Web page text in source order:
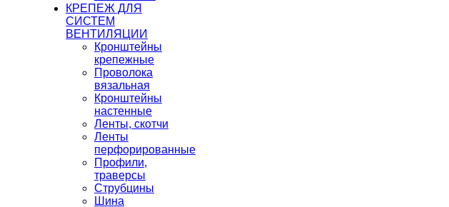
КРЕПЕЖ ДЛЯ
СИСТЕМ
ВЕНТИЛЯЦИИ
Кронштейны
крепежные
Проволока
вязальная
Кронштейны
настенные
Ленты, скотчи
Ленты
перфорированные
Профили,
траверсы
Струбцины
Шина